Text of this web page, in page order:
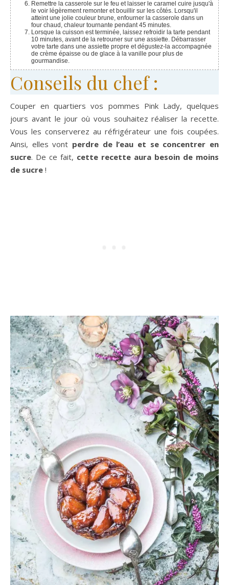
Remettre la casserole sur le feu et laisser le caramel cuire jusqu'à
le voir légèrement remonter et bouillir sur les côtés. Lorsqu'il
atteint une jolie couleur brune, enfourner la casserole dans un
four chaud, chaleur tournante pendant 45 minutes.
Lorsque la cuisson est terminée, laissez refroidir la tarte pendant
10 minutes, avant de la retrouner sur une assiette. Débarrasser
votre tarte dans une assiette propre et dégustez-la accompagnée
de crème épaisse ou de glace à la vanille pour plus de
gourmandise.
Conseils du chef :
Couper en quartiers vos pommes Pink Lady, quelques
jours avant le jour où vous souhaitez réaliser la recette.
Vous les conserverez au réfrigérateur une fois coupées.
Ainsi, elles vont perdre de l’eau et se concentrer en
sucre. De ce fait, cette recette aura besoin de moins
de sucre !